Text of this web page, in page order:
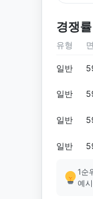
경쟁률
유형
일반
일반
일반
일반
1순
예